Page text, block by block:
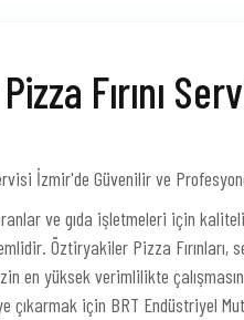
Fırını
İzmir'de Güvenilir ve
ve gıda işletmeleri için
Öztiryakiler Pizza
en yüksek verimlilikte
çıkarmak için BRT Endüstriyel